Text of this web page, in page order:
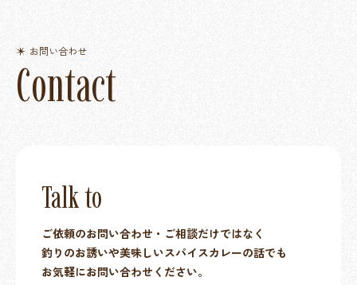
お問い合わせ
Contact
Talk to
ご依頼のお問い合わせ・ご相談だけではなく
釣りのお誘いや美味しいスパイスカレーの話でも
お気軽にお問い合わせください。